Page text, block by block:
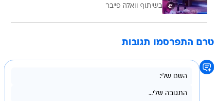
בשיתוף וואלה פייבר
טרם התפרסמו תגובות